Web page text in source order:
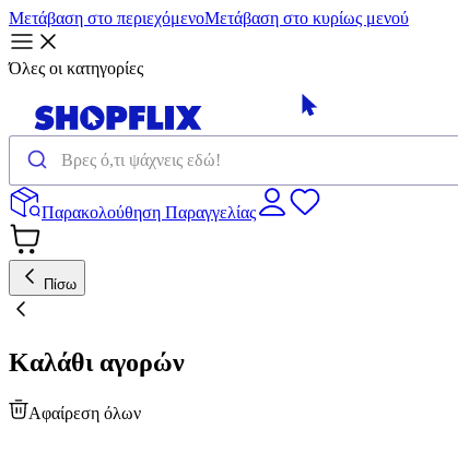
Μετάβαση στο περιεχόμενοΜετάβαση στο κυρίως μενού
Όλες οι κατηγορίες
Παρακολούθηση Παραγγελίας
Πίσω
Καλάθι αγορών
Αφαίρεση όλων